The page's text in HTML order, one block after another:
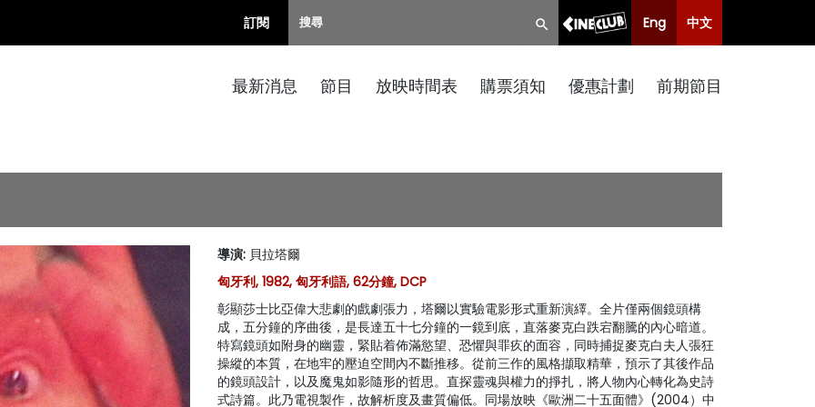
訂閱 Eng 中文
最新消息 節目 放映時間表 購票須知 優惠計劃 前期節目
導演: 貝拉塔爾
匈牙利, 1982, 匈牙利語, 62分鐘, DCP
彰顯莎士比亞偉大悲劇的戲劇張力，塔爾以實驗電影形式重新演繹。全片僅兩個鏡頭構
成，五分鐘的序曲後，是長達五十七分鐘的一鏡到底，直落麥克白跌宕翻騰的內心暗道。
特寫鏡頭如附身的幽靈，緊貼着佈滿慾望、恐懼與罪疚的面容，同時捕捉麥克白夫人張狂
操縱的本質，在地牢的壓迫空間內不斷推移。從前三作的風格擷取精華，預示了其後作品
的鏡頭設計，以及魔鬼如影隨形的哲思。直探靈魂與權力的掙扎，將人物內心轉化為史詩
式詩篇。此乃電視製作，故解析度及畫質偏低。同場放映《歐洲二十五面體》(2004）中